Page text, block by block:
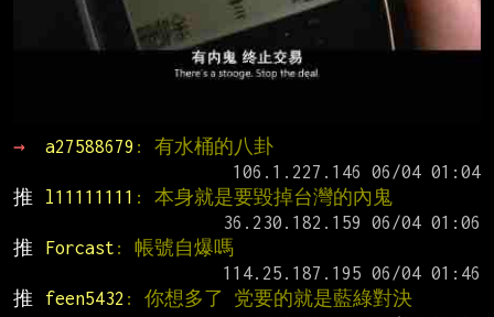
→ a27588679 : 有水桶的八卦
推
l11111111 : 本身就是要毀掉台灣的內鬼
推
Forcast : 帳號自爆嗎
推
feen5432 : 你想多了 党要的就是藍綠對決